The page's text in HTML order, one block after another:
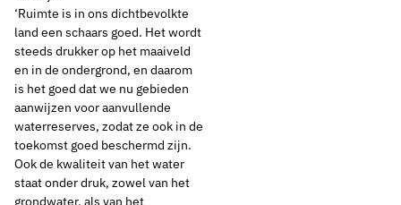
‘Ruimte is in ons dichtbevolkte
land een schaars goed. Het wordt
steeds drukker op het maaiveld
en in de ondergrond, en daarom
is het goed dat we nu gebieden
aanwijzen voor aanvullende
waterreserves, zodat ze ook in de
toekomst goed beschermd zijn.
Ook de kwaliteit van het water
staat onder druk, zowel van het
grondwater, als van het